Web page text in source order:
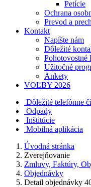
Petície
Ochrana
Prevod a
Kontakt
Napíšte nám
Dôležité
Pohotovostné
Užitočné
Ankety
VOĽBY 2026
Dôležité telefónne
Odpady
Inštitúcie
Mobilná aplikácia
Úvodná stránka
Zverejňovanie
Zmluvy, Faktúry,
Objednávky
Detail objednávky